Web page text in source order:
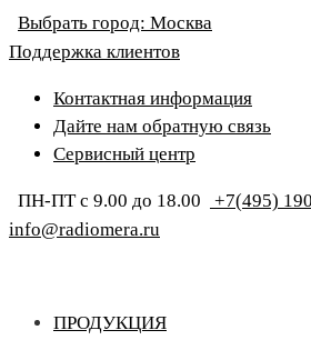
Выбрать город: Москва
Поддержка клиентов
Контактная информация
Дайте нам обратную связь
Сервисный центр
ПН-ПТ с 9.00 до 18.00
+7(495)
info@radiomera.ru
ПРОДУКЦИЯ